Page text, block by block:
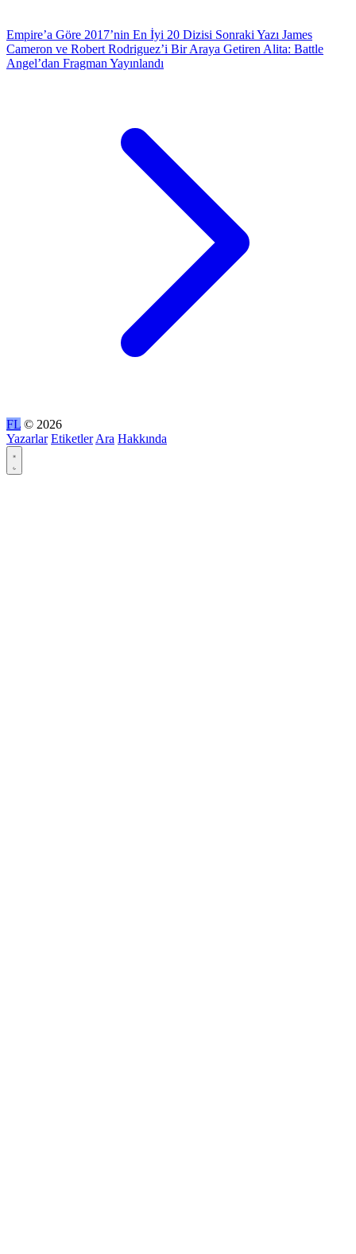
Empire’a Göre 2017’nin En İyi 20 Dizisi Sonraki Yazı James
Cameron ve Robert Rodriguez’i Bir Araya Getiren Alita: Battle
Angel’dan Fragman Yayınlandı
FL © 2026
Yazarlar Etiketler Ara Hakkında